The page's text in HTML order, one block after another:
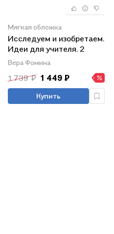
Мягкая обложка
Исследуем и изобретаем.
Идеи для учителя. 2
класс
Вера Фомина
1 739 ₽ 1 449 ₽
Купить